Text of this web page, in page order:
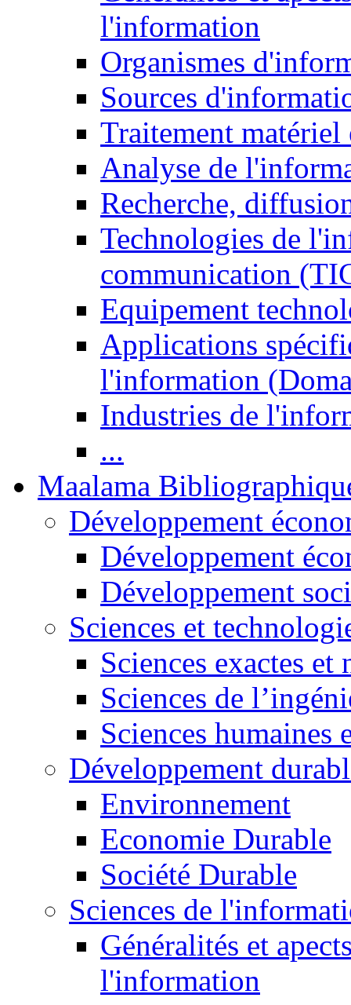
l'information
Organismes
Sources
Traitement matériel
Analyse de
Recherche,
Technologies de
communication
Equipement
Applications
l'information
Industries de
...
Maalama
Développement
Développement
Développement
Sciences et
Sciences exactes et
Sciences de
Sciences humaines
Développement
Environnement
Economie Durable
Société Durable
Sciences de
Généralités et
l'information